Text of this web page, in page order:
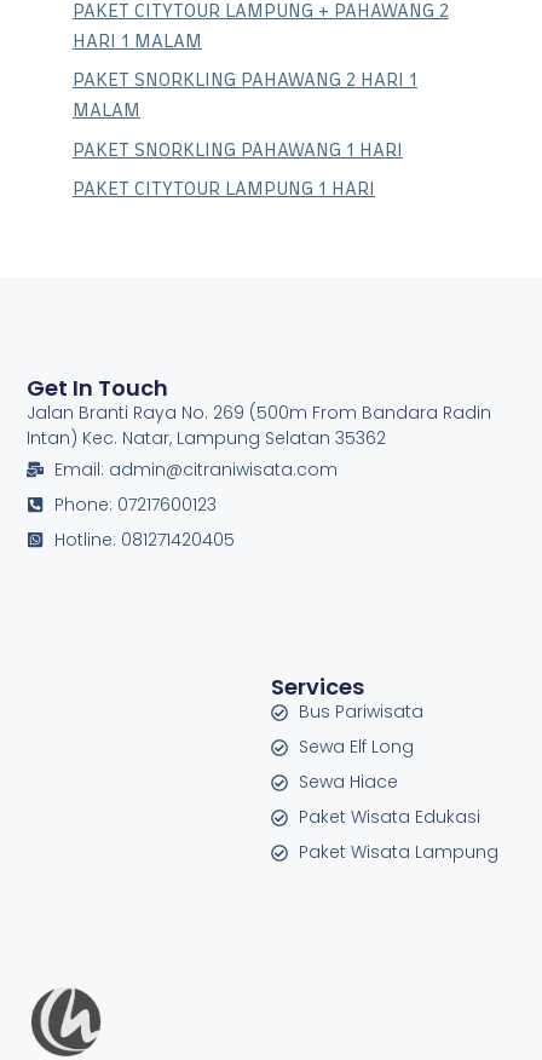
PAKET CITYTOUR LAMPUNG + PAHAWANG 2
HARI 1 MALAM
PAKET SNORKLING PAHAWANG 2 HARI 1
MALAM
PAKET SNORKLING PAHAWANG 1 HARI
PAKET CITYTOUR LAMPUNG 1 HARI
Services
Bus Pariwisata
Sewa Elf Long
Sewa Hiace
Paket Wisata Edukasi
Paket Wisata Lampung
Get In Touch
Jalan Branti Raya No. 269 (500m From Bandara Radin
Intan) Kec. Natar, Lampung Selatan 35362
Email: admin@citraniwisata.com
Phone: 07217600123
Hotline: 081271420405